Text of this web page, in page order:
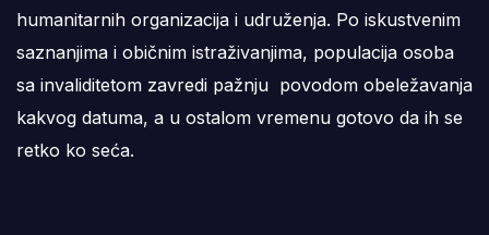
humanitarnih organizacija i udruženja. Po iskustvenim
saznanjima i običnim istraživanjima, populacija osoba
sa invaliditetom zavredi pažnju povodom obeležavanja
kakvog datuma, a u ostalom vremenu gotovo da ih se
retko ko seća.